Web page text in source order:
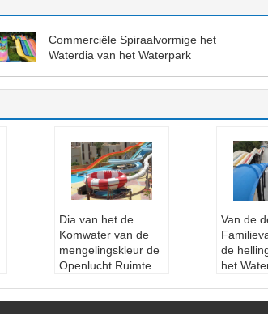
Commerciële Spiraalvormige het
Waterdia van het Waterpark
Dia van het de
Komwater van de
mengelingskleur de
Openlucht Ruimte
Van de
de
het